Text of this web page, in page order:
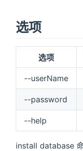
选项
选项
--userName
--password
--help
install database